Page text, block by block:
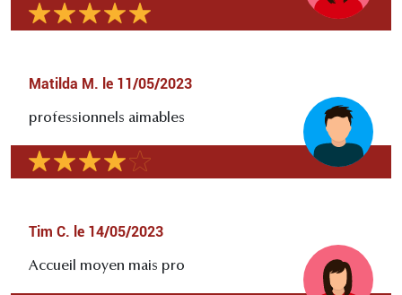
Matilda M. le 11/05/2023
professionnels aimables
Tim C. le 14/05/2023
Accueil moyen mais pro